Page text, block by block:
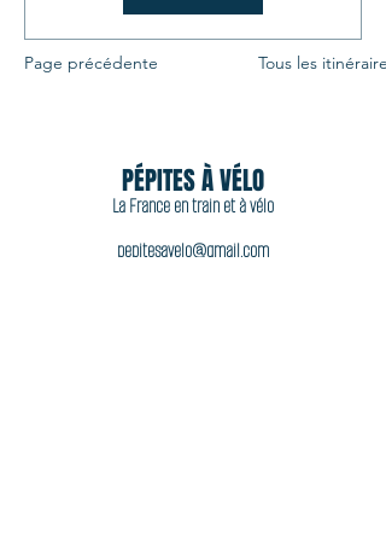
Page précédente Tous les itinéraires
PÉPITES À VÉLO
La France en train et à vélo
pepitesavelo@gmail.com